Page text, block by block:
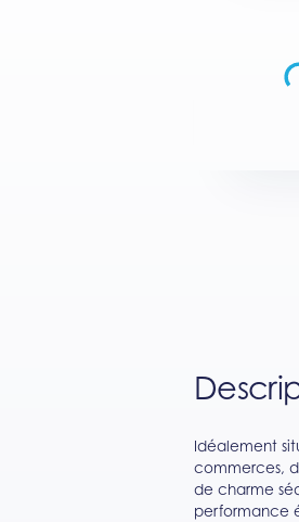
Idéalement
commerces,
de charme
performance